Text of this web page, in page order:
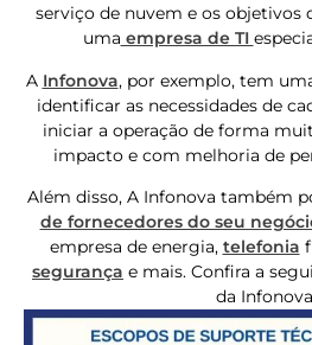
serviço de nuvem e os objetivos
uma empresa de TI
A Infonova, por exemplo, tem
identificar as necessidades de
iniciar a operação de forma
impacto e com melhoria de
Além disso, A Infonova também
de fornecedores do seu
empresa de energia, telefonia
segurança e mais. Confira a
da